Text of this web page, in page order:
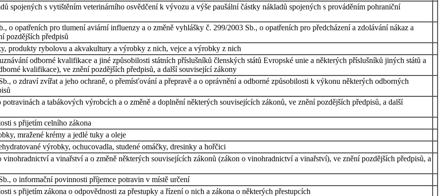
spojených s vytištěním veterinárního osvědčení k vývozu a výše paušální částky nákladů spojených s prováděním pohraniční
o opatřeních pro tlumení aviární influenzy a o změně vyhlášky č. 299/2003 Sb., o opatřeních pro předcházení a zdolávání nákaz a
pozdějších předpisů
produkty rybolovu a akvakultury a výrobky z nich, vejce a výrobky z nich
odborné kvalifikace a jiné způsobilosti státních příslušníků členských států Evropské unie a některých příslušníků jiných států a
kvalifikace), ve znění pozdějších předpisů, a další související zákony
o zdraví zvířat a jeho ochraně, o přemísťování a přepravě a o oprávnění a odborné způsobilosti k výkonu některých odborných
a tabákových výrobcích a o změně a doplnění některých souvisejících zákonů, ve znění pozdějších předpisů, a další
s přijetím celního zákona
mražené krémy a jedlé tuky a oleje
výrobky, ochucovadla, studené omáčky, dresinky a hořčici
a vinařství a o změně některých souvisejících zákonů (zákon o vinohradnictví a vinařství), ve znění pozdějších předpisů, a
o informační povinnosti příjemce potravin v místě určení
s přijetím zákona o odpovědnosti za přestupky a řízení o nich a zákona o některých přestupcích